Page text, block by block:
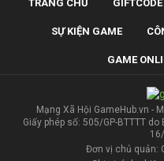
TRANG CHỦ GIFTCODE
SỰ KIỆN GAME
GAME
Mạng Xã Hội GameHub.vn -
Giấy phép số: 505/GP-BTTTT
Đơn vị chủ quản: